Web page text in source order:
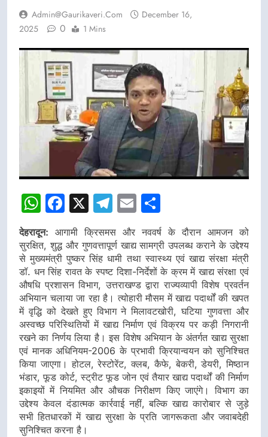
Admin@gaurikaveri.com
December 16,
2025
0 1 Mins
WhatsApp
Facebook
X Telegram
Email
देहरादून: आगामी क्रिसमस और नववर्ष के दौरान आमजन को
सुरक्षित, शुद्ध और गुणवत्तापूर्ण खाद्य सामग्री उपलब्ध कराने के उद्देश्य
से मुख्यमंत्री पुष्कर सिंह धामी तथा स्वास्थ्य एवं खाद्य संरक्षा मंत्री
डॉ. धन सिंह रावत के स्पष्ट दिशा-निर्देशों के क्रम में खाद्य संरक्षा एवं
औषधि प्रशासन विभाग, उत्तराखण्ड द्वारा राज्यव्यापी विशेष प्रवर्तन
अभियान चलाया जा रहा है। त्योहारी मौसम में खाद्य पदार्थों की खपत
में वृद्धि को देखते हुए विभाग ने मिलावटखोरी, घटिया गुणवत्ता और
अस्वच्छ परिस्थितियों में खाद्य निर्माण एवं विक्रय पर कड़ी निगरानी
रखने का निर्णय लिया है। इस विशेष अभियान के अंतर्गत खाद्य सुरक्षा
एवं मानक अधिनियम-2006 के प्रभावी क्रियान्वयन को सुनिश्चित
किया जाएगा। होटल, रेस्टोरेंट, क्लब, कैफे, बेकरी, डेयरी, मिष्ठान
भंडार, फूड कोर्ट, स्ट्रीट फूड जोन एवं तैयार खाद्य पदार्थों की निर्माण
इकाइयों में नियमित और औचक निरीक्षण किए जाएंगे। विभाग का
उद्देश्य केवल दंडात्मक कार्रवाई नहीं, बल्कि खाद्य कारोबार से जुड़े
सभी हितधारकों में खाद्य सुरक्षा के प्रति जागरूकता और जवाबदेही
सुनिश्चित करना है।